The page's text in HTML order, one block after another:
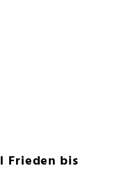
Frieden bis